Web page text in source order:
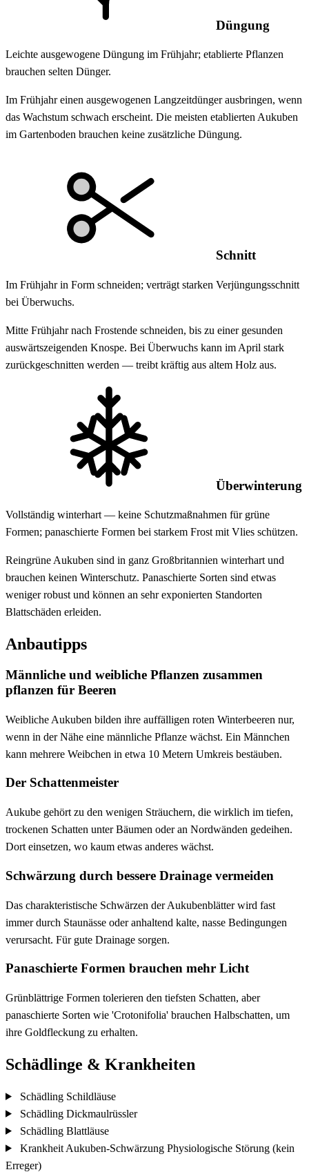
Düngung
Leichte ausgewogene Düngung im Frühjahr; etablierte Pflanzen
brauchen selten Dünger.
Im Frühjahr einen ausgewogenen Langzeitdünger ausbringen, wenn
das Wachstum schwach erscheint. Die meisten etablierten Aukuben
im Gartenboden brauchen keine zusätzliche Düngung.
Schnitt
Im Frühjahr in Form schneiden; verträgt starken Verjüngungsschnitt
bei Überwuchs.
Mitte Frühjahr nach Frostende schneiden, bis zu einer gesunden
auswärtszeigenden Knospe. Bei Überwuchs kann im April stark
zurückgeschnitten werden — treibt kräftig aus altem Holz aus.
Überwinterung
Vollständig winterhart — keine Schutzmaßnahmen für grüne
Formen; panaschierte Formen bei starkem Frost mit Vlies schützen.
Reingrüne Aukuben sind in ganz Großbritannien winterhart und
brauchen keinen Winterschutz. Panaschierte Sorten sind etwas
weniger robust und können an sehr exponierten Standorten
Blattschäden erleiden.
Anbautipps
Männliche und weibliche Pflanzen zusammen
pflanzen für Beeren
Weibliche Aukuben bilden ihre auffälligen roten Winterbeeren nur,
wenn in der Nähe eine männliche Pflanze wächst. Ein Männchen
kann mehrere Weibchen in etwa 10 Metern Umkreis bestäuben.
Der Schattenmeister
Aukube gehört zu den wenigen Sträuchern, die wirklich im tiefen,
trockenen Schatten unter Bäumen oder an Nordwänden gedeihen.
Dort einsetzen, wo kaum etwas anderes wächst.
Schwärzung durch bessere Drainage vermeiden
Das charakteristische Schwärzen der Aukubenblätter wird fast
immer durch Staunässe oder anhaltend kalte, nasse Bedingungen
verursacht. Für gute Drainage sorgen.
Panaschierte Formen brauchen mehr Licht
Grünblättrige Formen tolerieren den tiefsten Schatten, aber
panaschierte Sorten wie 'Crotonifolia' brauchen Halbschatten, um
ihre Goldfleckung zu erhalten.
Schädlinge & Krankheiten
Schädling Schildläuse
Schädling Dickmaulrüssler
Schädling Blattläuse
Krankheit Aukuben-Schwärzung Physiologische Störung (kein
Erreger)